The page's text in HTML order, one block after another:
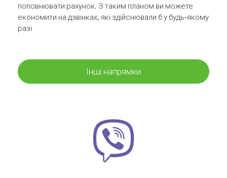
поповнювати рахунок. З таким планом ви можете
економити на дзвінках, які здійснювали б у будь-якому
разі
Інші напрямки